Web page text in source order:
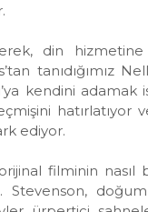
din
tanıdığımız
kendini
hatırlatıyor
ediyor.
filminin nasıl
Stevenson,